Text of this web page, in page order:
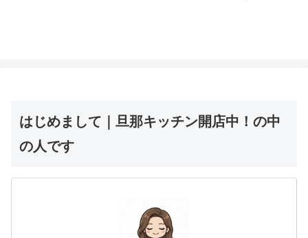
はじめまして｜旦那キッチン開店中！の中
の人です